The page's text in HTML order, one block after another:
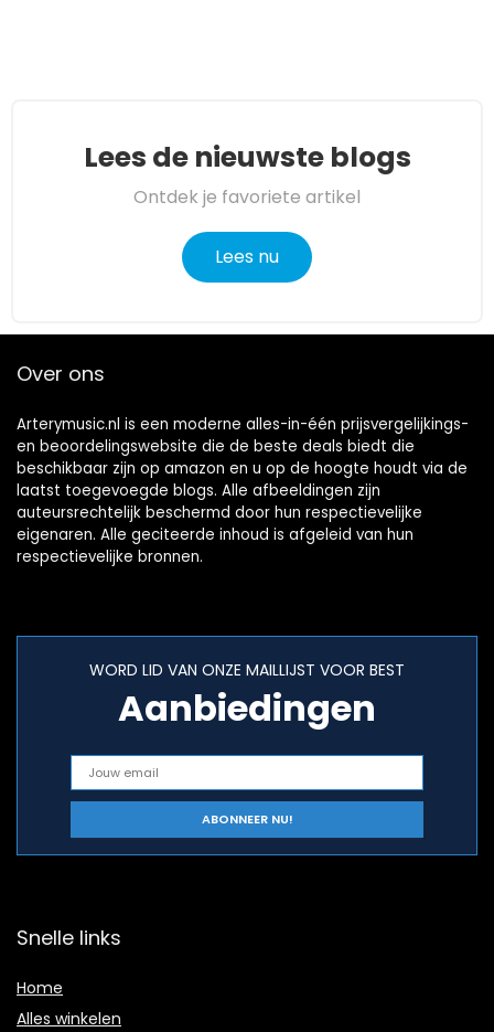
Lees de nieuwste blogs
Ontdek je favoriete artikel
Lees nu
Over ons
Arterymusic.nl is een moderne alles-in-één prijsvergelijkings-
en beoordelingswebsite die de beste deals biedt die
beschikbaar zijn op amazon en u op de hoogte houdt via de
laatst toegevoegde blogs. Alle afbeeldingen zijn
auteursrechtelijk beschermd door hun respectievelijke
eigenaren. Alle geciteerde inhoud is afgeleid van hun
respectievelijke bronnen.
WORD LID VAN ONZE MAILLIJST VOOR BEST
Aanbiedingen
Snelle links
Home
Alles winkelen